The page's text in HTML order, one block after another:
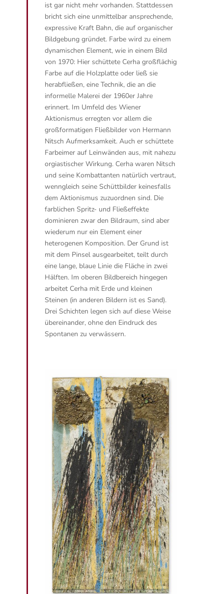
ist gar nicht mehr vorhanden. Stattdessen
bricht sich eine unmittelbar ansprechende,
expressive Kraft Bahn, die auf organischer
Bildgebung gründet. Farbe wird zu einem
dynamischen Element, wie in einem Bild
von 1970: Hier schüttete Cerha großflächig
Farbe auf die Holzplatte oder ließ sie
herabfließen, eine Technik, die an die
informelle Malerei der 1960er Jahre
erinnert. Im Umfeld des Wiener
Aktionismus erregten vor allem die
großformatigen Fließbilder von Hermann
Nitsch Aufmerksamkeit. Auch er schüttete
Farbeimer auf Leinwänden aus, mit nahezu
orgiastischer Wirkung. Cerha waren Nitsch
und seine Kombattanten natürlich vertraut,
wenngleich seine Schüttbilder keinesfalls
dem Aktionismus zuzuordnen sind. Die
farblichen Spritz- und Fließeffekte
dominieren zwar den Bildraum, sind aber
wiederum nur ein Element einer
heterogenen Komposition. Der Grund ist
mit dem Pinsel ausgearbeitet, teilt durch
eine lange, blaue Linie die Fläche in zwei
Hälften. Im oberen Bildbereich hingegen
arbeitet Cerha mit Erde und kleinen
Steinen (in anderen Bildern ist es Sand).
Drei Schichten legen sich auf diese Weise
übereinander, ohne den Eindruck des
Spontanen zu verwässern.